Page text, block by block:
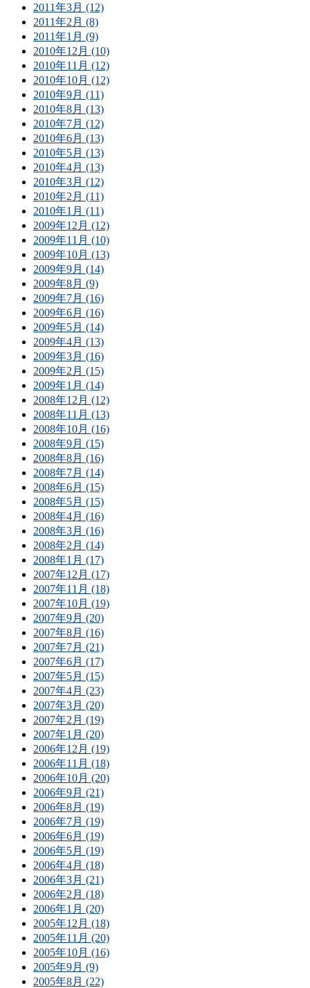
2011年3月 (12)
2011年2月 (8)
2011年1月 (9)
2010年12月 (10)
2010年11月 (12)
2010年10月 (12)
2010年9月 (11)
2010年8月 (13)
2010年7月 (12)
2010年6月 (13)
2010年5月 (13)
2010年4月 (13)
2010年3月 (12)
2010年2月 (11)
2010年1月 (11)
2009年12月 (12)
2009年11月 (10)
2009年10月 (13)
2009年9月 (14)
2009年8月 (9)
2009年7月 (16)
2009年6月 (16)
2009年5月 (14)
2009年4月 (13)
2009年3月 (16)
2009年2月 (15)
2009年1月 (14)
2008年12月 (12)
2008年11月 (13)
2008年10月 (16)
2008年9月 (15)
2008年8月 (16)
2008年7月 (14)
2008年6月 (15)
2008年5月 (15)
2008年4月 (16)
2008年3月 (16)
2008年2月 (14)
2008年1月 (17)
2007年12月 (17)
2007年11月 (18)
2007年10月 (19)
2007年9月 (20)
2007年8月 (16)
2007年7月 (21)
2007年6月 (17)
2007年5月 (15)
2007年4月 (23)
2007年3月 (20)
2007年2月 (19)
2007年1月 (20)
2006年12月 (19)
2006年11月 (18)
2006年10月 (20)
2006年9月 (21)
2006年8月 (19)
2006年7月 (19)
2006年6月 (19)
2006年5月 (19)
2006年4月 (18)
2006年3月 (21)
2006年2月 (18)
2006年1月 (20)
2005年12月 (18)
2005年11月 (20)
2005年10月 (16)
2005年9月 (9)
2005年8月 (22)